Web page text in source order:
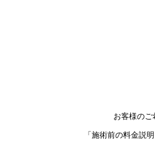
お客様のご
「施術前の料金説